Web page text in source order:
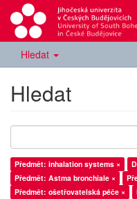
Hledat
Hledat
Předmět: inhalation systems ×
Předmět: Astma bronchiale ×
Předmět: ošetřovatelská péče ×